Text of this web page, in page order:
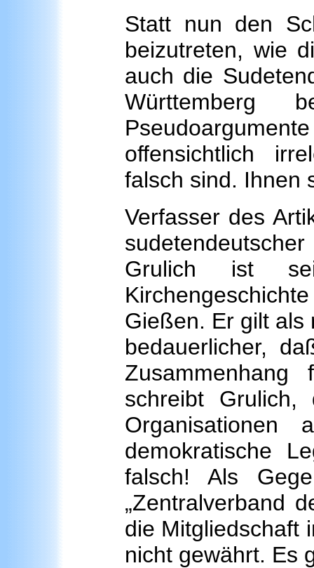
Statt nun den
beizutreten, wie
auch die
Württemberg
offensichtlich
falsch sind. Ihnen
Verfasser des
Grulich ist
Gießen. Er gilt als
bedauerlicher,
schreibt
Organisationen
demokratische
falsch! Als
„Zentralverband
die Mitgliedschaft
nicht gewährt. Es